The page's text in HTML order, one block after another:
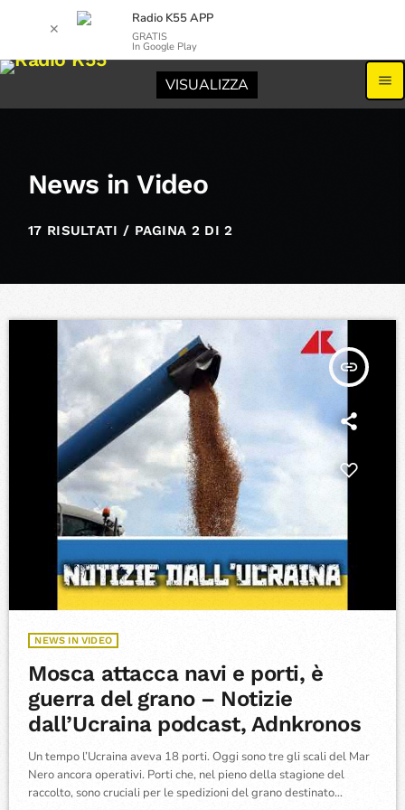
menu
News in Video
17 RISULTATI / PAGINA 2 DI 2
insert_link
NEWS IN VIDEO
Mosca attacca navi e porti, è
guerra del grano – Notizie
dall’Ucraina podcast, Adnkronos
Un tempo l’Ucraina aveva 18 porti. Oggi sono tre gli scali del Mar
Nero ancora operativi. Porti che, nel pieno della stagione del
raccolto, sono cruciali per le spedizioni del grano destinato
✕
Radio K55 APP
GRATIS
In Google Play
VISUALIZZA